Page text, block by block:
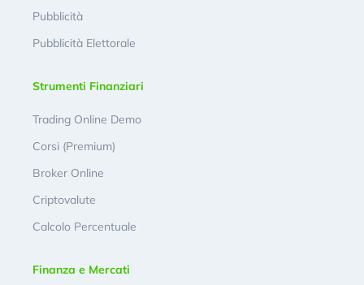
Pubblicità
Pubblicità Elettorale
Strumenti Finanziari
Trading Online Demo
Corsi (Premium)
Broker Online
Criptovalute
Calcolo Percentuale
Finanza e Mercati